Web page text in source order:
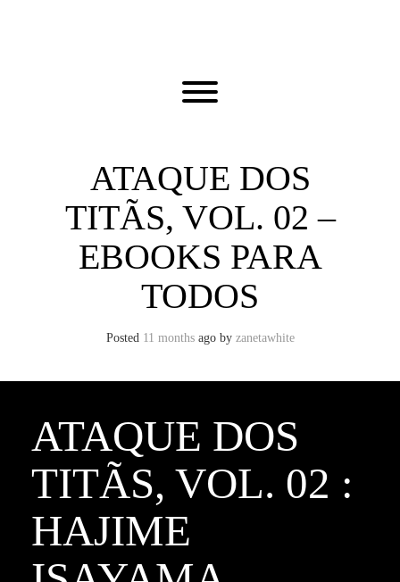
Toggle menu visibility.
ATAQUE DOS
TITÃS, VOL. 02 –
EBOOKS PARA
TODOS
Posted 11 monthsago by zanetawhite
ATAQUE DOS
TITÃS, VOL. 02 :
HAJIME